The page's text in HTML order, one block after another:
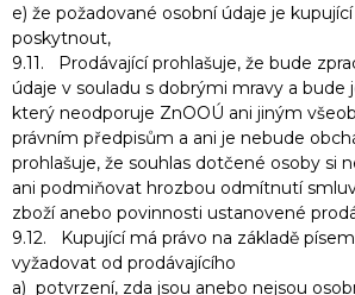
e) že požadované osobní údaje je
poskytnout,
9.11. Prodávající prohlašuje, že bude
údaje v souladu s dobrými mravy a bude
který neodporuje ZnOOÚ ani jiným
právním předpisům a ani je nebude
prohlašuje, že souhlas dotčené osoby si
ani podmiňovat hrozbou odmítnutí
zboží anebo povinnosti ustanovené
9.12. Kupující má právo na základě
vyžadovat od prodávajícího
a) potvrzení, zda jsou anebo nejsou